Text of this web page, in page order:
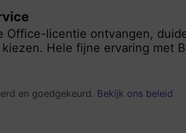
Office-licentie ontvangen,
Hele fijne ervaring met
en goedgekeurd. Bekijk ons beleid